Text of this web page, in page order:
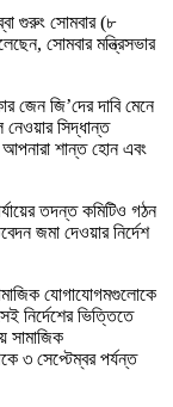
গুরুং সোমবার (৮
সোমবার মন্ত্রিসভার
জেন জি’দের দাবি মেনে
নেওয়ার সিদ্ধান্ত
শান্ত হোন এবং
তদন্ত কমিটিও গঠন
জমা দেওয়ার নির্দেশ
যোগাযোগমগুলোকে
নির্দেশের ভিত্তিতে
সামাজিক
৩ সেপ্টেম্বর পর্যন্ত